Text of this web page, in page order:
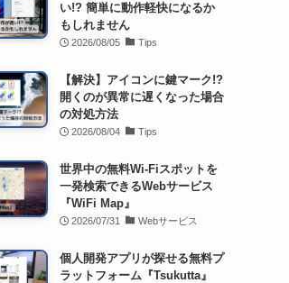
い!? 簡単に動作軽快になるか
もしれません
2026/08/05 Tips
【解決】アイコンに鍵マーク!?
開くのが異常に遅くなった場合
の対処方法
2026/08/04 Tips
世界中の無料Wi-Fiスポットを
一発検索できるWebサービス
『WiFi Map』
2026/07/31 Webサービス
個人開発アプリが探せる無料プ
ラットフォーム『Tsukutta』